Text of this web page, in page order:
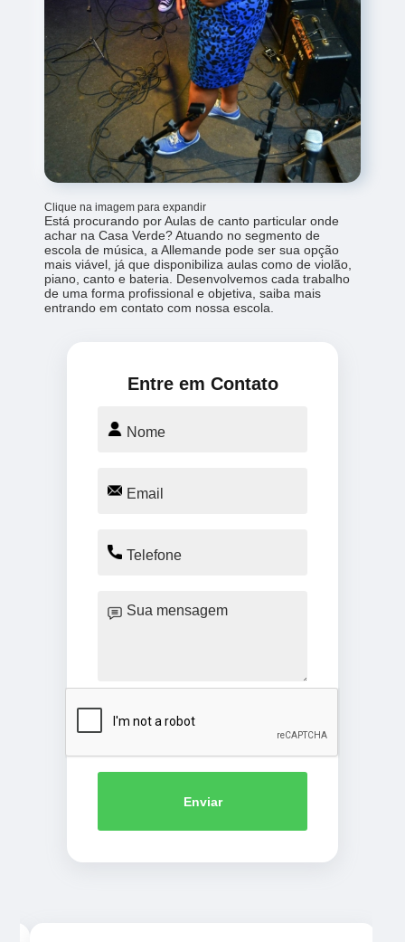
Clique na imagem para expandir
Está procurando por Aulas de canto particular onde
achar na Casa Verde? Atuando no segmento de
escola de música, a Allemande pode ser sua opção
mais viável, já que disponibiliza aulas como de violão,
piano, canto e bateria. Desenvolvemos cada trabalho
de uma forma profissional e objetiva, saiba mais
entrando em contato com nossa escola.
Entre em Contato
Enviar